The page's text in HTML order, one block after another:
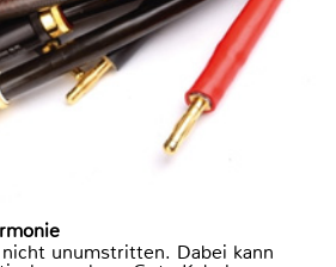
unumstritten. Dabei kann